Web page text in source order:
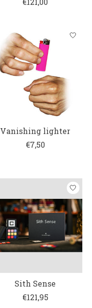
Vanishing lighter
€7,50
Sith Sense
€121,95